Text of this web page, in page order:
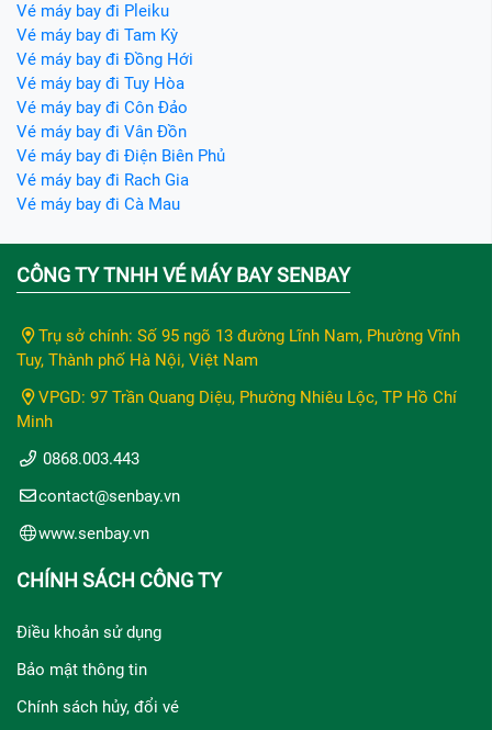
Vé máy bay đi Pleiku
Vé máy bay đi Tam Kỳ
Vé máy bay đi Đồng Hới
Vé máy bay đi Tuy Hòa
Vé máy bay đi Côn Đảo
Vé máy bay đi Vân Đồn
Vé máy bay đi Điện Biên Phủ
Vé máy bay đi Rach Gia
Vé máy bay đi Cà Mau
CÔNG TY TNHH VÉ MÁY BAY SENBAY
Trụ sở chính: Số 95 ngõ 13 đường Lĩnh Nam, Phường Vĩnh
Tuy, Thành phố Hà Nội, Việt Nam
VPGD: 97 Trần Quang Diệu, Phường Nhiêu Lộc, TP Hồ Chí
Minh
0868.003.443
contact@senbay.vn
www.senbay.vn
CHÍNH SÁCH CÔNG TY
Điều khoản sử dụng
Bảo mật thông tin
Chính sách hủy, đổi vé